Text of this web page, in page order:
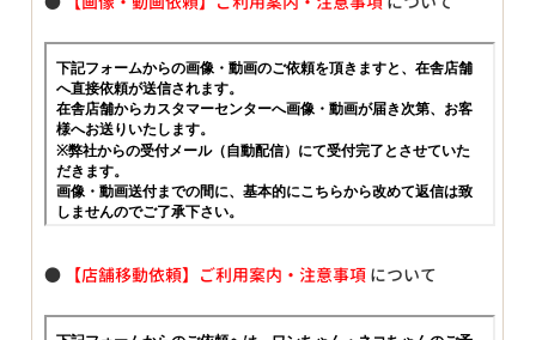
● 【店舗移動依頼】ご利用案内・注意事項 について